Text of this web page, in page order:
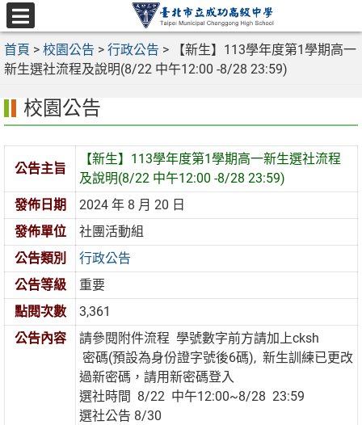
跳
至
主
要
區
選
單
首頁 > 校園公告 > 行政公告 >
【新生】113學年度第1學期高一
新生選社流程及說明(8/22 中午12:00 -8/28 23:59)
校園公告
公告主旨
【新生】113學年度第1學期高一新生選社流程
及說明(8/22 中午12:00 -8/28 23:59)
發佈日期
2024 年 8 月 20 日
發佈單位
社團活動組
公告類別
行政公告
公告等級
重要
點閱次數
3,361
公告內容
請參閱附件流程 學號數字前方請加上cksh
密碼(預設為身份證字號後6碼), 新生訓練已更改
過新密碼，請用新密碼登入
選社時間 8/22 中午12:00~8/28 23:59
選社公告 8/30